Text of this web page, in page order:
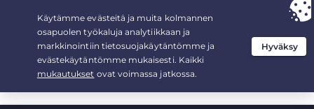
Your choice:The Best Deal for 3.3333333333333-years at $
/month